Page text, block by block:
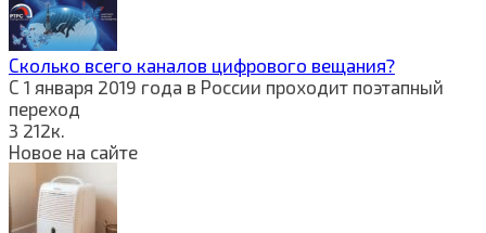
Сколько всего каналов цифрового вещания?
С 1 января 2019 года в России проходит поэтапный
переход
3 212к.
Новое на сайте